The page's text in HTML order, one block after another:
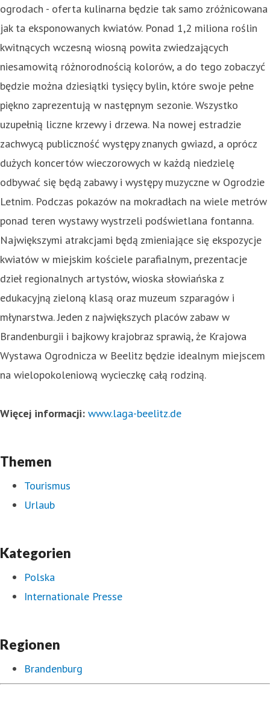
ogrodach - oferta kulinarna będzie tak samo zróżnicowana
jak ta eksponowanych kwiatów. Ponad 1,2 miliona roślin
kwitnących wczesną wiosną powita zwiedzających
niesamowitą różnorodnością kolorów, a do tego zobaczyć
będzie można dziesiątki tysięcy bylin, które swoje pełne
piękno zaprezentują w następnym sezonie. Wszystko
uzupełnią liczne krzewy i drzewa. Na nowej estradzie
zachwycą publiczność występy znanych gwiazd, a oprócz
dużych koncertów wieczorowych w każdą niedzielę
odbywać się będą zabawy i występy muzyczne w Ogrodzie
Letnim. Podczas pokazów na mokradłach na wiele metrów
ponad teren wystawy wystrzeli podświetlana fontanna.
Największymi atrakcjami będą zmieniające się ekspozycje
kwiatów w miejskim kościele parafialnym, prezentacje
dzieł regionalnych artystów, wioska słowiańska z
edukacyjną zieloną klasą oraz muzeum szparagów i
młynarstwa. Jeden z największych placów zabaw w
Brandenburgii i bajkowy krajobraz sprawią, że Krajowa
Wystawa Ogrodnicza w Beelitz będzie idealnym miejscem
na wielopokoleniową wycieczkę całą rodziną.
Więcej informacji: www.laga-beelitz.de
Themen
Tourismus
Urlaub
Kategorien
Polska
Internationale Presse
Regionen
Brandenburg